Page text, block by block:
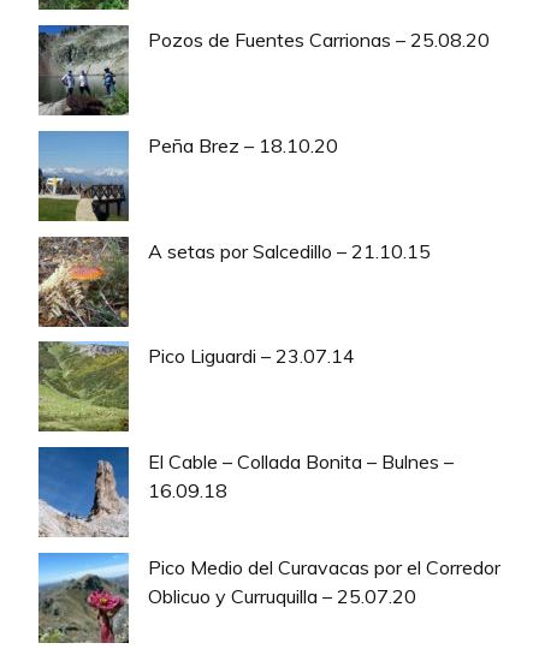
Pozos de Fuentes Carrionas – 25.08.20
Peña Brez – 18.10.20
A setas por Salcedillo – 21.10.15
Pico Liguardi – 23.07.14
El Cable – Collada Bonita – Bulnes –
16.09.18
Pico Medio del Curavacas por el Corredor
Oblicuo y Curruquilla – 25.07.20